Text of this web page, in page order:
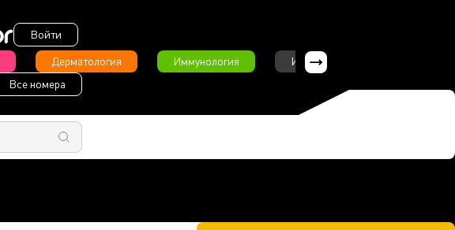
Войти
Дерматология Иммунология Интервью
Все номера